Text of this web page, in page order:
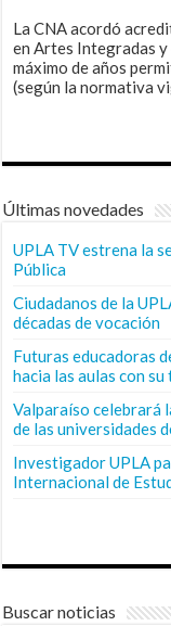
La CNA acordó
en Artes Integradas
máximo de años
(según la normativa
Últimas novedades
UPLA TV estrena la
Pública
Ciudadanos de la
décadas de vocación
Futuras educadoras
hacia las aulas con
Valparaíso celebrará
de las universidades
Investigador UPLA
Internacional de
Buscar noticias